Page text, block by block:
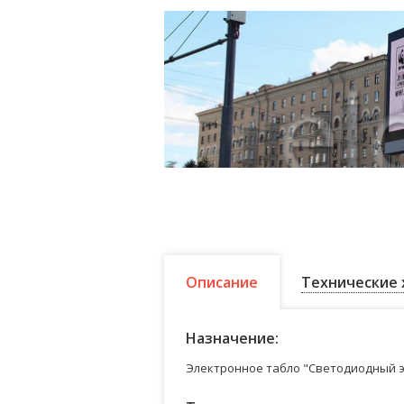
Описание Технические
Назначение:
Электронное табло "Светодиодный